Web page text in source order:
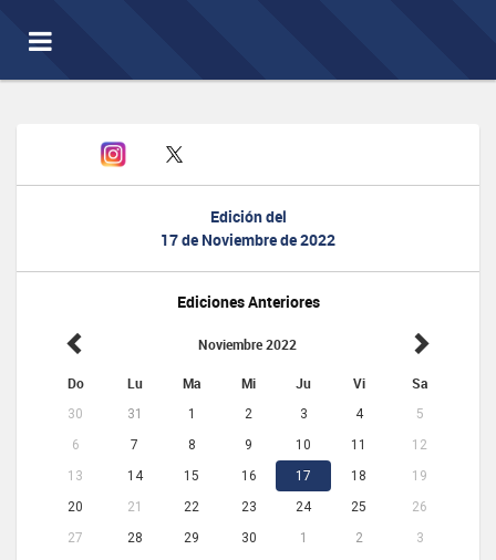
Toggle
navigation
Edición del
17 de Noviembre de 2022
Ediciones Anteriores
Noviembre 2022
Do Lu Ma Mi Ju Vi Sa
30 31 1 2 3 4
5
6
7 8 9 10 11
12
13
14 15 16 17 18
19
20
21 22 23 24 25
26
27
28 29 30 1 2
3